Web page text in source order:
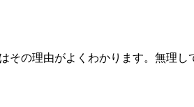
の理由がよくわかります。無理し